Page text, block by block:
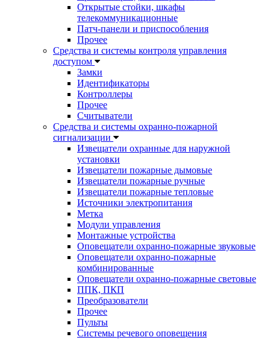
Открытые стойки, шкафы
телекоммуникационные
Патч-панели и приспособления
Прочее
Средства и системы контроля управления
доступом
Замки
Идентификаторы
Контроллеры
Прочее
Считыватели
Средства и системы охранно-пожарной
сигнализации
Извещатели охранные для наружной
установки
Извещатели пожарные дымовые
Извещатели пожарные ручные
Извещатели пожарные тепловые
Источники электропитания
Метка
Модули управления
Монтажные устройства
Оповещатели охранно-пожарные звуковые
Оповещатели охранно-пожарные
комбинированные
Оповещатели охранно-пожарные световые
ППК, ПКП
Преобразователи
Прочее
Пульты
Системы речевого оповещения